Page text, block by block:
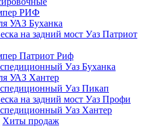
РИФ
УАЗ Буханка
на задний мост Уаз Патриот
Патриот Риф
Уаз Буханка
УАЗ Хантер
Уаз Пикап
на задний мост Уаз Профи
Уаз Хантер
Хиты продаж